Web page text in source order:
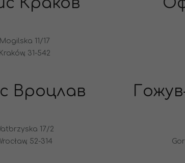
Краков
Mogilska 11/17
Kraków, 31-542
Вроцлав
17/2
52-314